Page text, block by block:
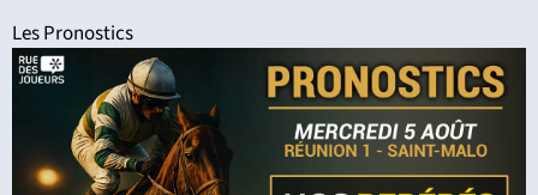
Les Pronostics